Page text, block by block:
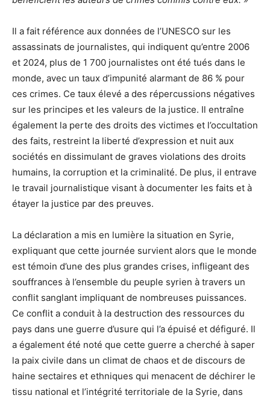
Il a fait référence aux données de l’UNESCO sur les
assassinats de journalistes, qui indiquent qu’entre 2006
et 2024, plus de 1 700 journalistes ont été tués dans le
monde, avec un taux d’impunité alarmant de 86 % pour
ces crimes. Ce taux élevé a des répercussions négatives
sur les principes et les valeurs de la justice. Il entraîne
également la perte des droits des victimes et l’occultation
des faits, restreint la liberté d’expression et nuit aux
sociétés en dissimulant de graves violations des droits
humains, la corruption et la criminalité. De plus, il entrave
le travail journalistique visant à documenter les faits et à
étayer la justice par des preuves.
La déclaration a mis en lumière la situation en Syrie,
expliquant que cette journée survient alors que le monde
est témoin d’une des plus grandes crises, infligeant des
souffrances à l’ensemble du peuple syrien à travers un
conflit sanglant impliquant de nombreuses puissances.
Ce conflit a conduit à la destruction des ressources du
pays dans une guerre d’usure qui l’a épuisé et défiguré. Il
a également été noté que cette guerre a cherché à saper
la paix civile dans un climat de chaos et de discours de
haine sectaires et ethniques qui menacent de déchirer le
tissu national et l’intégrité territoriale de la Syrie, dans